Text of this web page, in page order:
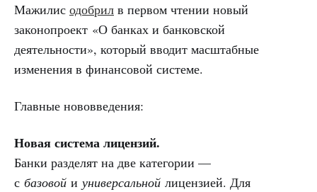
Мажилис одобрил в первом чтении новый
законопроект «О банках и банковской
деятельности», который вводит масштабные
изменения в финансовой системе.
Главные нововведения:
Новая система лицензий.
Банки разделят на две категории —
с базовой и универсальной лицензией. Для